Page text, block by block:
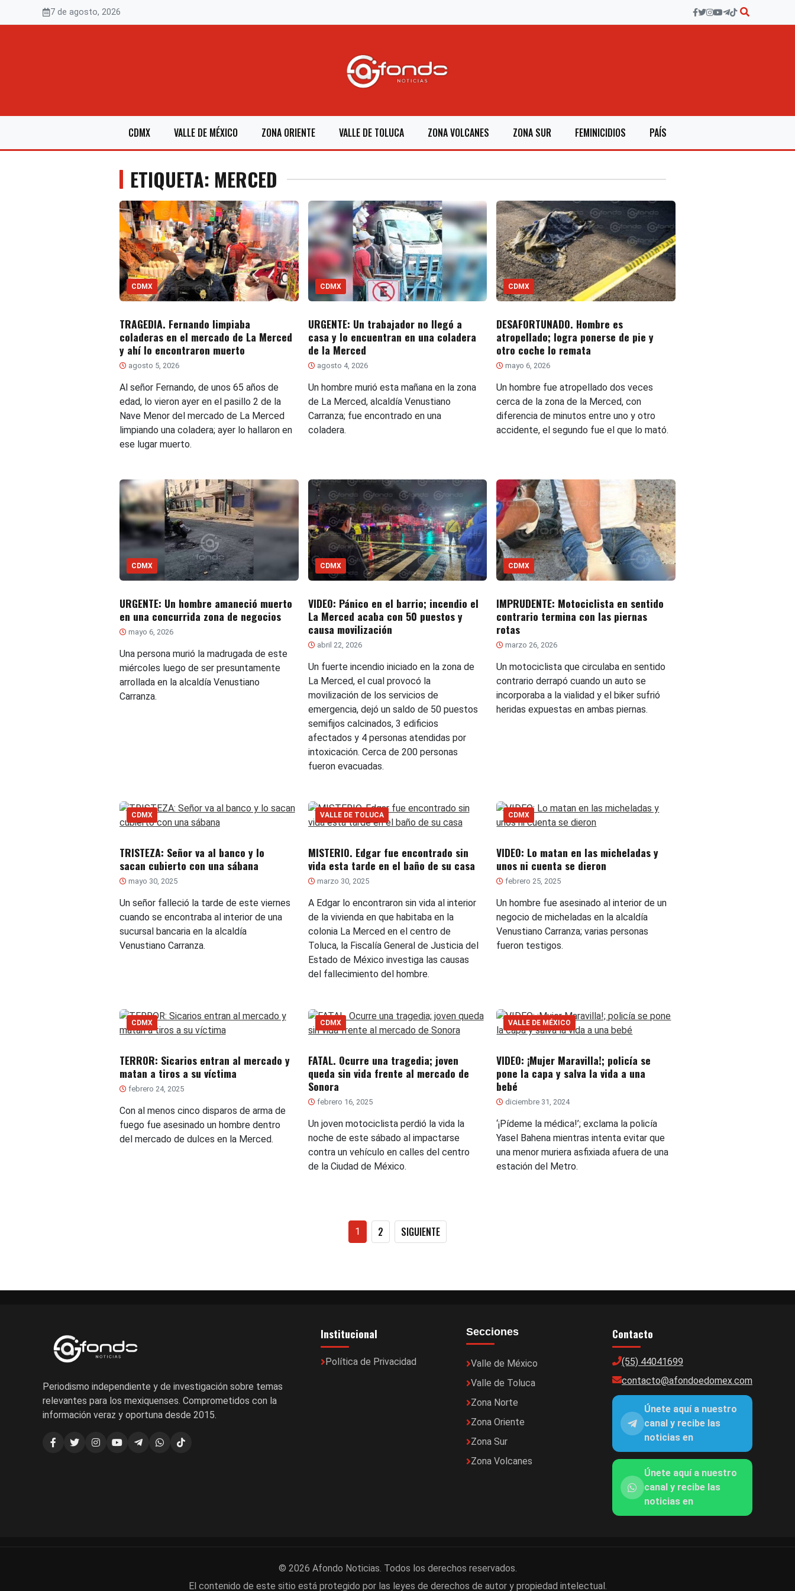
7 de agosto, 2026
CDMX VALLE DE MÉXICO ZONA ORIENTE VALLE DE TOLUCA ZONA VOLCANES ZONA SUR FEMINICIDIOS PAÍS
ETIQUETA: MERCED
CDMX
TRAGEDIA. Fernando limpiaba
coladeras en el mercado de La Merced
y ahí lo encontraron muerto
agosto 5, 2026
Al señor Fernando, de unos 65 años de
edad, lo vieron ayer en el pasillo 2 de la
Nave Menor del mercado de La Merced
limpiando una coladera; ayer lo hallaron en
ese lugar muerto.
CDMX
URGENTE: Un trabajador no llegó a
casa y lo encuentran en una coladera
de la Merced
agosto 4, 2026
Un hombre murió esta mañana en la zona
de La Merced, alcaldía Venustiano
Carranza; fue encontrado en una
coladera.
CDMX
DESAFORTUNADO. Hombre es
atropellado; logra ponerse de pie y
otro coche lo remata
mayo 6, 2026
Un hombre fue atropellado dos veces
cerca de la zona de la Merced, con
diferencia de minutos entre uno y otro
accidente, el segundo fue el que lo mató.
CDMX
URGENTE: Un hombre amaneció muerto
en una concurrida zona de negocios
mayo 6, 2026
Una persona murió la madrugada de este
miércoles luego de ser presuntamente
arrollada en la alcaldía Venustiano
Carranza.
CDMX
VIDEO: Pánico en el barrio; incendio el
La Merced acaba con 50 puestos y
causa movilización
abril 22, 2026
Un fuerte incendio iniciado en la zona de
La Merced, el cual provocó la
movilización de los servicios de
emergencia, dejó un saldo de 50 puestos
semifijos calcinados, 3 edificios
afectados y 4 personas atendidas por
intoxicación. Cerca de 200 personas
fueron evacuadas.
CDMX
IMPRUDENTE: Motociclista en sentido
contrario termina con las piernas
rotas
marzo 26, 2026
Un motociclista que circulaba en sentido
contrario derrapó cuando un auto se
incorporaba a la vialidad y el biker sufrió
heridas expuestas en ambas piernas.
CDMX
TRISTEZA: Señor va al banco y lo
sacan cubierto con una sábana
mayo 30, 2025
Un señor falleció la tarde de este viernes
cuando se encontraba al interior de una
sucursal bancaria en la alcaldía
Venustiano Carranza.
VALLE DE TOLUCA
MISTERIO. Edgar fue encontrado sin
vida esta tarde en el baño de su casa
marzo 30, 2025
A Edgar lo encontraron sin vida al interior
de la vivienda en que habitaba en la
colonia La Merced en el centro de
Toluca, la Fiscalía General de Justicia del
Estado de México investiga las causas
del fallecimiento del hombre.
CDMX
VIDEO: Lo matan en las micheladas y
unos ni cuenta se dieron
febrero 25, 2025
Un hombre fue asesinado al interior de un
negocio de micheladas en la alcaldía
Venustiano Carranza; varias personas
fueron testigos.
CDMX
TERROR: Sicarios entran al mercado y
matan a tiros a su víctima
febrero 24, 2025
Con al menos cinco disparos de arma de
fuego fue asesinado un hombre dentro
del mercado de dulces en la Merced.
CDMX
FATAL. Ocurre una tragedia; joven
queda sin vida frente al mercado de
Sonora
febrero 16, 2025
Un joven motociclista perdió la vida la
noche de este sábado al impactarse
contra un vehículo en calles del centro
de la Ciudad de México.
VALLE DE MÉXICO
VIDEO: ¡Mujer Maravilla!; policía se
pone la capa y salva la vida a una
bebé
diciembre 31, 2024
‘¡Pídeme la médica!’; exclama la policía
Yasel Bahena mientras intenta evitar que
una menor muriera asfixiada afuera de una
estación del Metro.
Paginación
1 2 SIGUIENTE
Periodismo independiente y de investigación sobre temas
relevantes para los mexiquenses. Comprometidos con la
información veraz y oportuna desde 2015.
Institucional
Política de Privacidad
Secciones
Valle de México
Valle de Toluca
Zona Norte
Zona Oriente
Zona Sur
Zona Volcanes
Contacto
(55) 44041699
contacto@afondoedomex.com
Únete aquí a nuestro
canal y recibe las
noticias en
Únete aquí a nuestro
canal y recibe las
noticias en
© 2026 Afondo Noticias. Todos los derechos reservados.
El contenido de este sitio está protegido por las leyes de derechos de autor y propiedad intelectual.